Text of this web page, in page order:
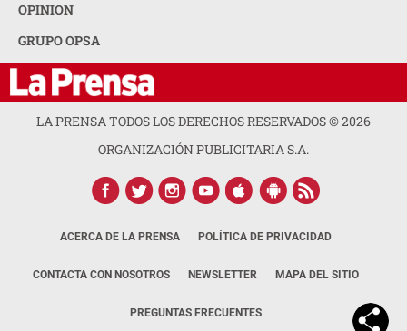
OPINION
GRUPO OPSA
LA PRENSA TODOS LOS DERECHOS RESERVADOS ©2026
ORGANIZACIÓN PUBLICITARIA S.A.
ACERCA DE LA PRENSA POLÍTICA DE PRIVACIDAD
CONTACTA CON NOSOTROS NEWSLETTER MAPA DEL SITIO
PREGUNTAS FRECUENTES